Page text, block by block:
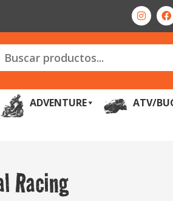
ADVENTURE ATV/
Racing